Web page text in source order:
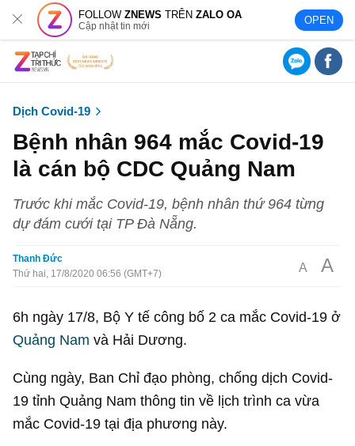
FOLLOWZNEWS TRÊNZALO OA
Cập nhật tin mới OPEN
Dịch Covid-19
Bệnh nhân 964 mắc Covid-19
là cán bộ CDC Quảng Nam
Trước khi mắc Covid-19, bệnh nhân thứ 964 từng
dự đám cưới tại TP Đà Nẵng.
Thanh Đức
Thứ hai, 17/8/2020 06:56 (GMT+7)
A A
6h ngày 17/8, Bộ Y tế công bố 2 ca mắc Covid-19 ở
Quảng Nam và Hải Dương.
Cùng ngày, Ban Chỉ đạo phòng, chống dịch Covid-
19 tỉnh Quảng Nam thông tin về lịch trình ca vừa
mắc Covid-19 tại địa phương này.